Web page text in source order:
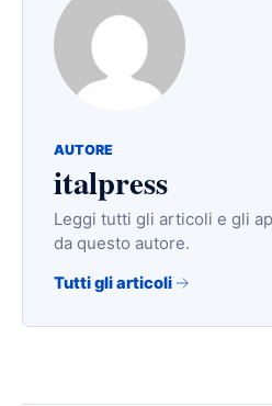
AUTORE
italpress
Leggi tutti gli articoli e gli
da questo autore.
Tutti gli articoli